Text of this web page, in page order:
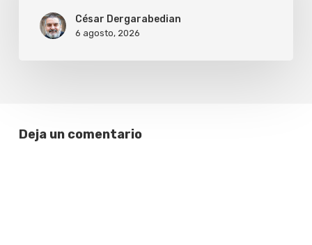
César Dergarabedian
6 agosto, 2026
Deja un comentario